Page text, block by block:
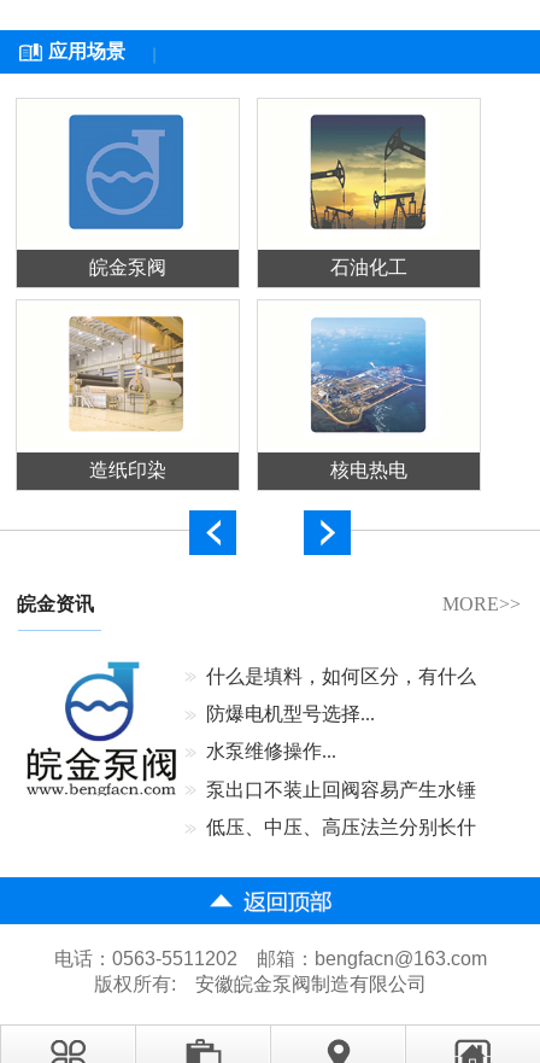
应用场景
皖金泵阀 石油化工
造纸印染 核电热电
MORE>>
皖金资讯
什么是填料，如何区分，有什么
作用...
防爆电机型号选择...
水泵维修操作...
泵出口不装止回阀容易产生水锤
吗...低压、中压、高压法兰分别长什
电话：0563-5511202 邮箱：bengfacn@163.com
版权所有:
安徽皖金泵阀制造有限公司